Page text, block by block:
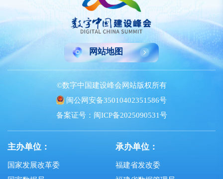
网站地图
©数字中国建设峰会网站版权所有
闽公网安备35010402351586号
备案证号：闽ICP备2025090531号
主办单位：
国家发展改革委
承办单位：
福建省发改委